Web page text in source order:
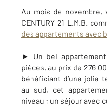
Au mois de novembre,
CENTURY 21 L.M.B.
des appartements avec
► Un bel
pièces, au prix de 276
bénéficiant d’une jolie
au sud, cet
niveau : un séjour avec